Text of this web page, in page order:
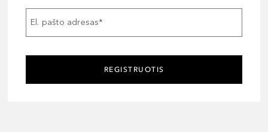
El. pašto adresas*
REGISTRUOTIS